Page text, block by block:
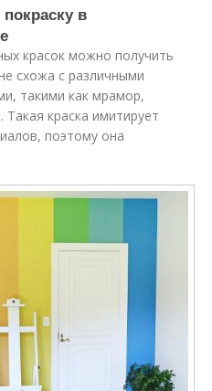
в
красок можно получить
схожа с различными
такими как мрамор,
краска имитирует
поэтому она